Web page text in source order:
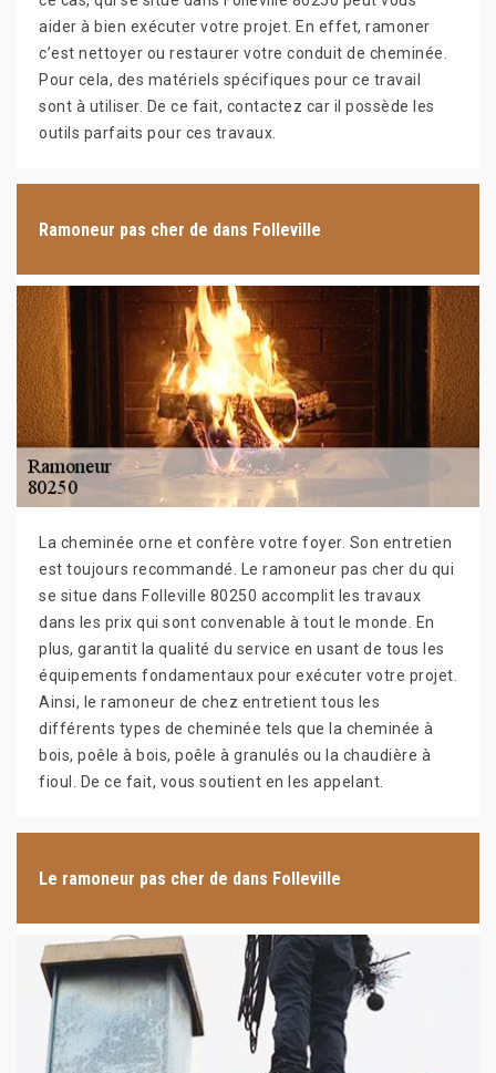
aider à bien exécuter votre projet. En effet, ramoner
c’est nettoyer ou restaurer votre conduit de cheminée.
Pour cela, des matériels spécifiques pour ce travail
sont à utiliser. De ce fait, contactez car il possède les
outils parfaits pour ces travaux.
Ramoneur pas cher de dans Folleville
La cheminée orne et confère votre foyer. Son entretien
est toujours recommandé. Le ramoneur pas cher du qui
se situe dans Folleville 80250 accomplit les travaux
dans les prix qui sont convenable à tout le monde. En
plus, garantit la qualité du service en usant de tous les
équipements fondamentaux pour exécuter votre projet.
Ainsi, le ramoneur de chez entretient tous les
différents types de cheminée tels que la cheminée à
bois, poêle à bois, poêle à granulés ou la chaudière à
fioul. De ce fait, vous soutient en les appelant.
Le ramoneur pas cher de dans Folleville